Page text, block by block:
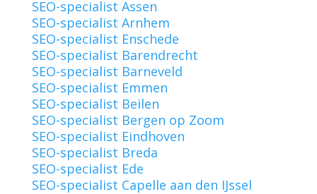
SEO-specialist Assen
SEO-specialist Arnhem
SEO-specialist Enschede
SEO-specialist Barendrecht
SEO-specialist Barneveld
SEO-specialist Emmen
SEO-specialist Beilen
SEO-specialist Bergen op Zoom
SEO-specialist Eindhoven
SEO-specialist Breda
SEO-specialist Ede
SEO-specialist Capelle aan den IJssel